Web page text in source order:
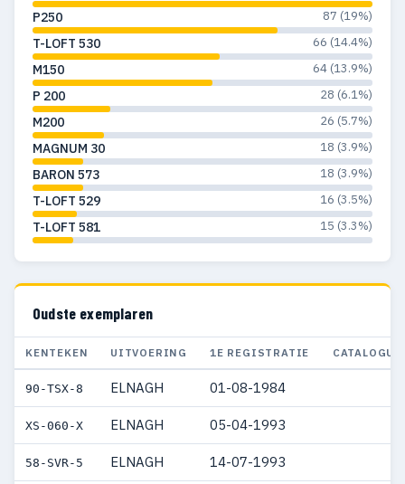
P250 87 (19%)
T-LOFT 530 66 (14.4%)
M150 64 (13.9%)
P 200 28 (6.1%)
M200 26 (5.7%)
MAGNUM 30 18 (3.9%)
BARON 573 18 (3.9%)
T-LOFT 529 16 (3.5%)
T-LOFT 581 15 (3.3%)
Oudste exemplaren
KENTEKEN UITVOERING 1E REGISTRATIE
90-TSX-8 ELNAGH 01-08-1984
XS-060-X ELNAGH 05-04-1993
58-SVR-5 ELNAGH 14-07-1993